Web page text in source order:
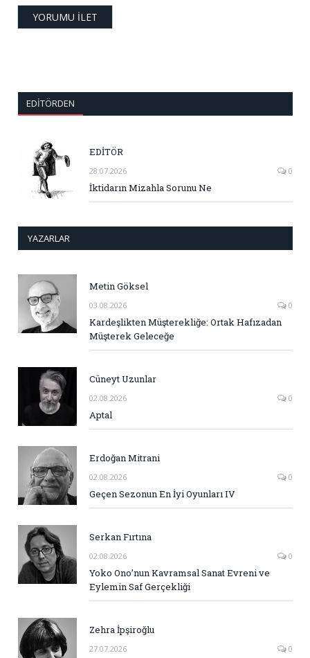
EDITÖRDEN
EDİTÖR
28.07.2026 0
İktidarın Mizahla Sorunu Ne
YAZARLAR
Metin Göksel
03.08.2026 0
Kardeşlikten Müşterekliğe: Ortak Hafızadan
Müşterek Geleceğe
Cüneyt Uzunlar
02.08.2026 0
Aptal
Erdoğan Mitrani
02.08.2026 0
Geçen Sezonun En İyi Oyunları IV
Serkan Fırtına
02.08.2026 0
Yoko Ono’nun Kavramsal Sanat Evreni ve
Eylemin Saf Gerçekliği
Zehra İpşiroğlu
27.07.2026 0